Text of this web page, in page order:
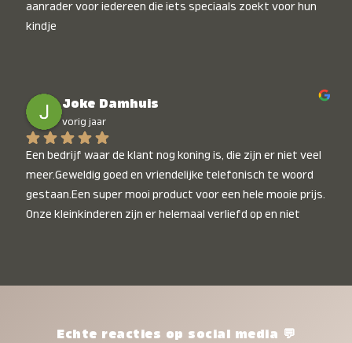
aanrader voor iedereen die iets speciaals zoekt voor hun
kindje
Joke Damhuis
vorig jaar
Een bedrijf waar de klant nog koning is, die zijn er niet veel
meer.Geweldig goed en vriendelijke telefonisch te woord
gestaan.Een super mooi product voor een hele mooie prijs.
Onze kleinkinderen zijn er helemaal verliefd op en niet
het waard.Echte reacties op social media 💬